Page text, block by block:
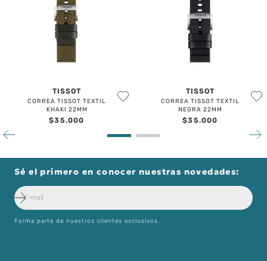
TISSOT
CORREA TISSOT TEXTIL
KHAKI 22MM
$35.000
TISSOT
CORREA TISSOT TEXTIL
NEGRA 22MM
$35.000
Sé el primero en conocer nuestras novedades:
Forma parte de nuestros clientes exclusivos.